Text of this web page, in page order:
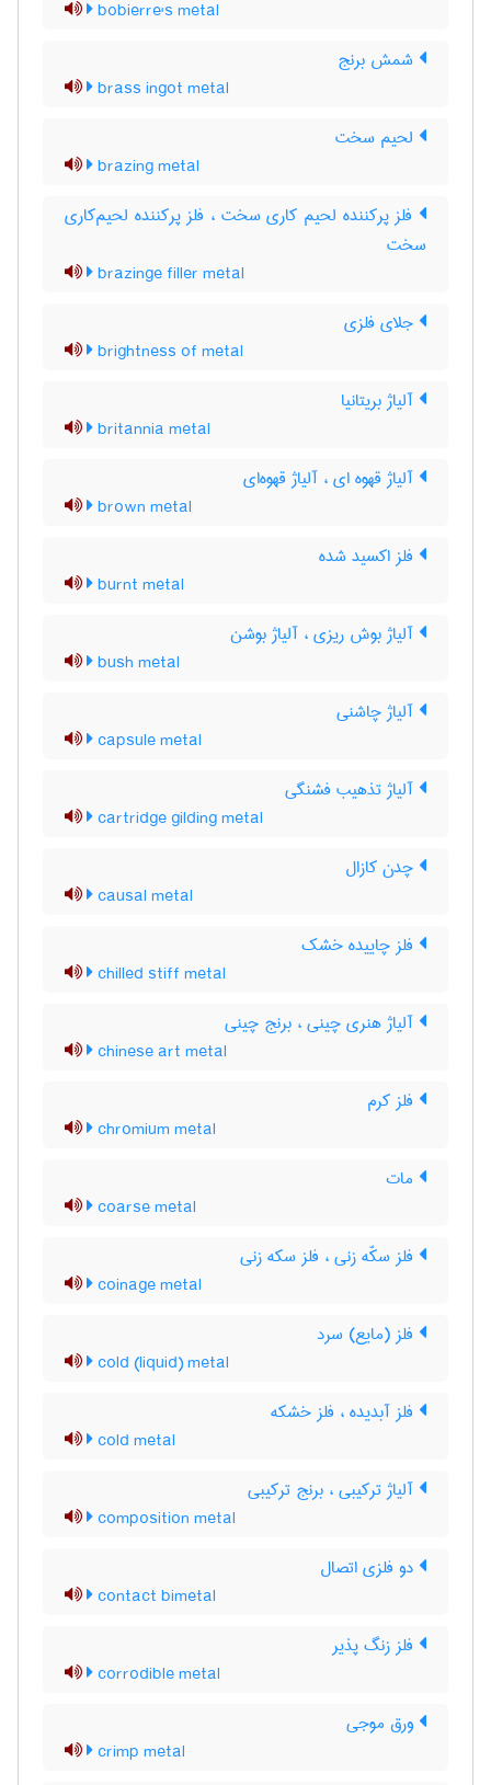
bobierre's metal
شمش برنج
brass ingot metal
لحیم سخت
brazing metal
فلز پرکننده لحیم کاری سخت ، فلز پرکننده لحیم‌کاری
سخت
brazinge filler metal
جلای فلزی
brightness of metal
آلیاژ بریتانیا
britannia metal
آلیاژ قهوه ای ، آلیاژ قهوه‌ای
brown metal
فلز اکسید شده
burnt metal
آلیاژ بوش ریزی ، آلیاژ بوشن
bush metal
آلیاژ چاشنی
capsule metal
آلیاژ تذهیب فشنگی
cartridge gilding metal
چدن کازال
causal metal
فلز چاییده خشک
chilled stiff metal
آلیاژ هنری چینی ، برنج چینی
chinese art metal
فلز کرم
chromium metal
مات
coarse metal
فلز سکّه زنی ، فلز سکه زنی
coinage metal
فلز (مایع) سرد
cold (liquid) metal
فلز آبدیده ، فلز خشکه
cold metal
آلیاژ ترکیبی ، برنج ترکیبی
composition metal
دو فلزی اتصال
contact bimetal
فلز زنگ پذیر
corrodible metal
ورق موجی
crimp metal